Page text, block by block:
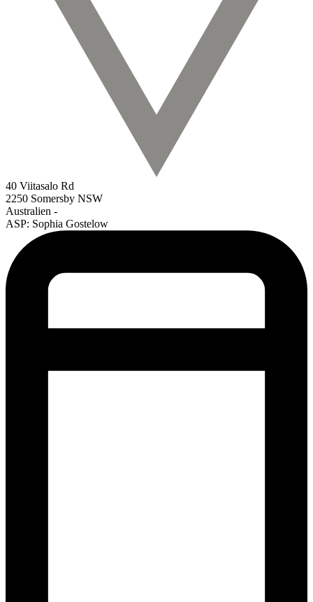
40 Viitasalo Rd
2250 Somersby NSW
Australien -
ASP: Sophia Gostelow